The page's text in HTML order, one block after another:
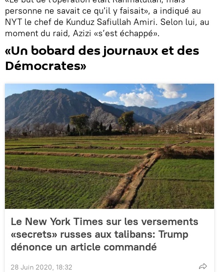
personne ne savait ce qu'il y faisait», a indiqué au
NYT le chef de Kunduz Safiullah Amiri. Selon lui, au
moment du raid, Azizi «s’est échappé».
«Un bobard des journaux et des
Démocrates»
Le New York Times sur les versements
«secrets» russes aux talibans: Trump
dénonce un article commandé
28 Juin 2020, 18:32